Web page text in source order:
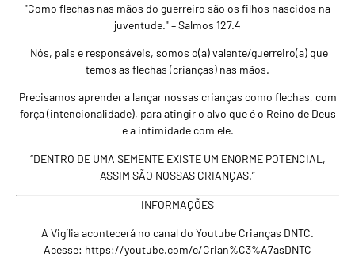
"Como flechas nas mãos do guerreiro são os filhos nascidos na
juventude." – Salmos 127.4
Nós, pais e responsáveis, somos o(a) valente/guerreiro(a) que
temos as flechas (crianças) nas mãos.
Precisamos aprender a lançar nossas crianças como flechas, com
força (intencionalidade), para atingir o alvo que é o Reino de Deus
e a intimidade com ele.
“DENTRO DE UMA SEMENTE EXISTE UM ENORME POTENCIAL,
ASSIM SÃO NOSSAS CRIANÇAS.”
INFORMAÇÕES
A Vigília acontecerá no canal do Youtube Crianças DNTC.
Acesse: https://youtube.com/c/Crian%C3%A7asDNTC